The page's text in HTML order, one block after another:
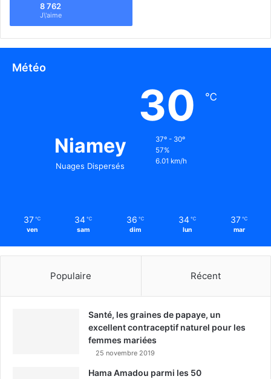
8 762
J\'aime
Météo
Niamey
Nuages Dispersés
30 ℃
37º - 30º
57%
6.01 km/h
37 ℃
ven
34 ℃
sam
36 ℃
dim
34 ℃
lun
37 ℃
mar
Populaire Récent
Santé, les graines de papaye, un
excellent contraceptif naturel pour les
femmes mariées
25 novembre 2019
Hama Amadou parmi les 50